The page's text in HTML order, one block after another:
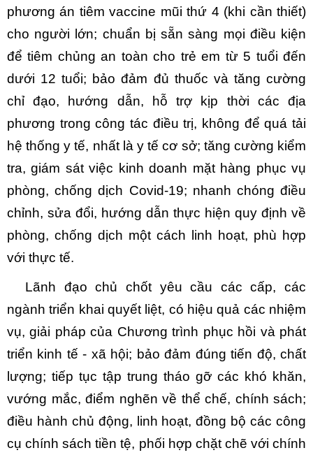
phương án tiêm vaccine mũi thứ 4 (khi cần thiết)
cho người lớn; chuẩn bị sẵn sàng mọi điều kiện
để tiêm chủng an toàn cho trẻ em từ 5 tuổi đến
dưới 12 tuổi; bảo đảm đủ thuốc và tăng cường
chỉ đạo, hướng dẫn, hỗ trợ kịp thời các địa
phương trong công tác điều trị, không để quá tải
hệ thống y tế, nhất là y tế cơ sở; tăng cường kiểm
tra, giám sát việc kinh doanh mặt hàng phục vụ
phòng, chống dịch Covid-19; nhanh chóng điều
chỉnh, sửa đổi, hướng dẫn thực hiện quy định về
phòng, chống dịch một cách linh hoạt, phù hợp
với thực tế.
Lãnh đạo chủ chốt yêu cầu các cấp, các
ngành triển khai quyết liệt, có hiệu quả các nhiệm
vụ, giải pháp của Chương trình phục hồi và phát
triển kinh tế - xã hội; bảo đảm đúng tiến độ, chất
lượng; tiếp tục tập trung tháo gỡ các khó khăn,
vướng mắc, điểm nghẽn về thể chế, chính sách;
điều hành chủ động, linh hoạt, đồng bộ các công
cụ chính sách tiền tệ, phối hợp chặt chẽ với chính